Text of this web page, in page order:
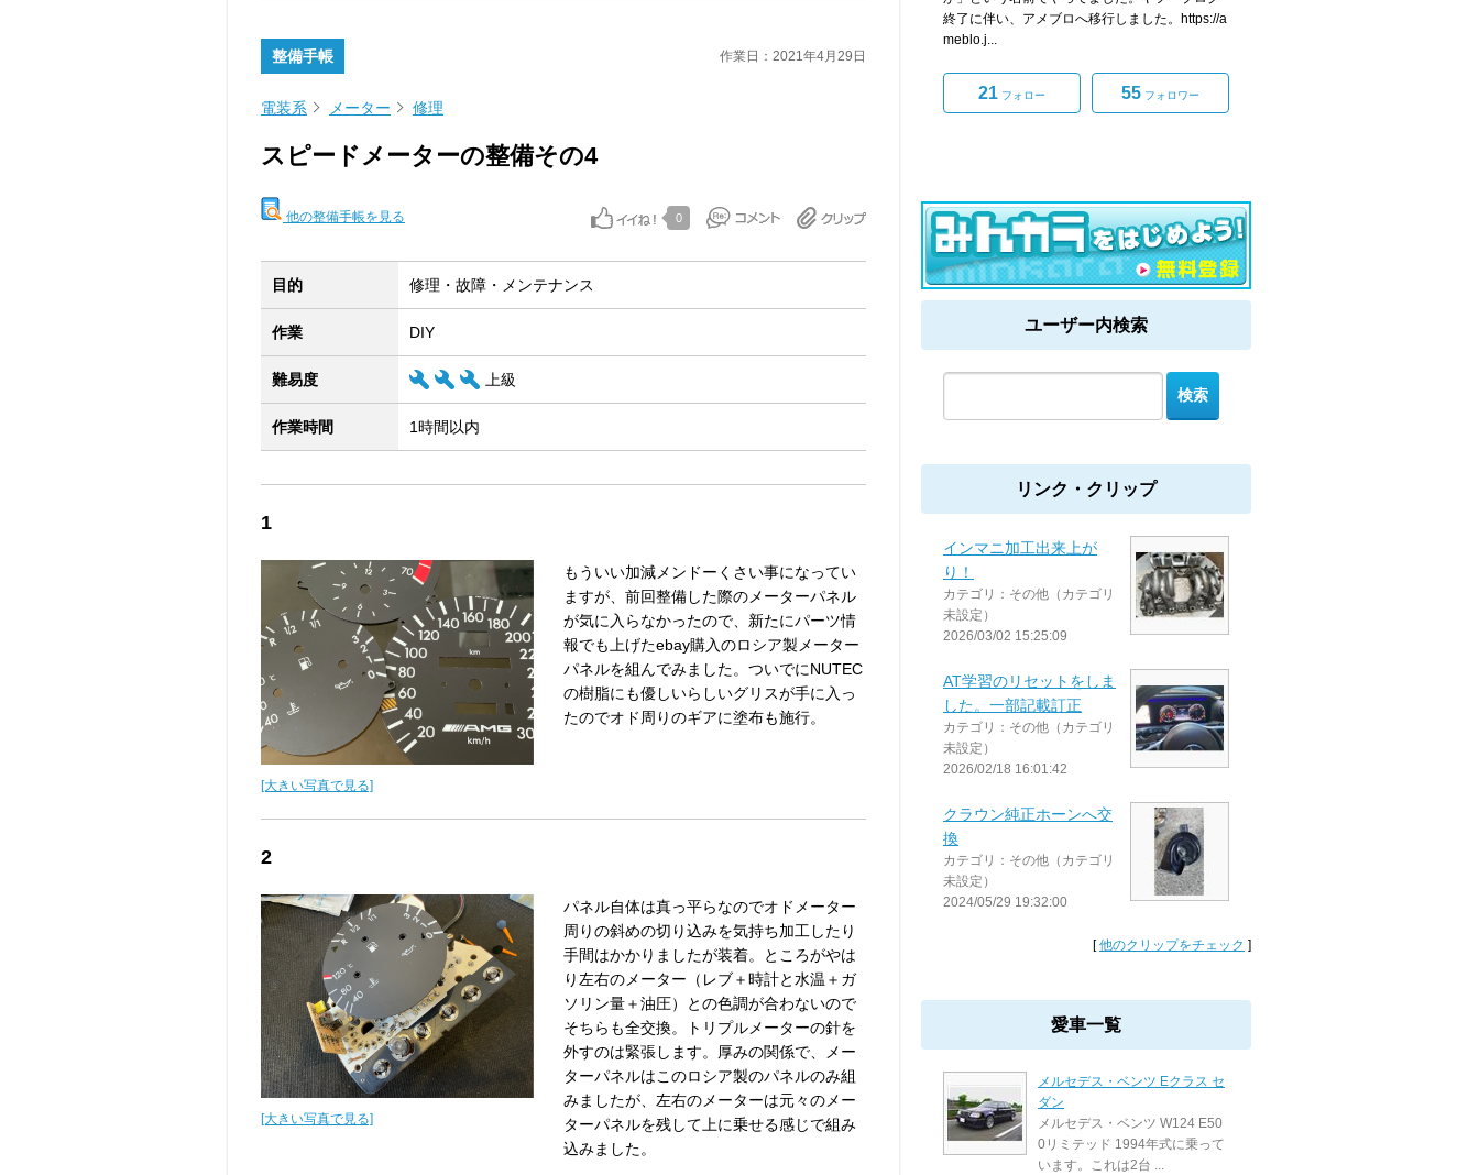
整備手帳 作業日：2021年4月29日
電装系 メーター 修理
スピードメーターの整備その4
他の整備手帳を見る 0
目的 修理・故障・メンテナンス
作業 DIY
難易度 上級
作業時間 1時間以内
1
[大きい写真で見る]
もういい加減メンドーくさい事になってい
ますが、前回整備した際のメーターパネル
が気に入らなかったので、新たにパーツ情
報でも上げたebay購入のロシア製メーター
パネルを組んでみました。ついでにNUTEC
の樹脂にも優しいらしいグリスが手に入っ
たのでオド周りのギアに塗布も施行。
2
[大きい写真で見る]
パネル自体は真っ平らなのでオドメーター
周りの斜めの切り込みを気持ち加工したり
手間はかかりましたが装着。ところがやは
り左右のメーター（レブ＋時計と水温＋ガ
ソリン量＋油圧）との色調が合わないので
そちらも全交換。トリプルメーターの針を
外すのは緊張します。厚みの関係で、メー
ターパネルはこのロシア製のパネルのみ組
みましたが、左右のメーターは元々のメー
ターパネルを残して上に乗せる感じで組み
込みました。
終了に伴い、アメブロへ移行しました。https://a
meblo.j...
21 フォロー 55 フォロワー
ユーザー内検索
リンク・クリップ
インマニ加工出来上が
り！
カテゴリ：その他（カテゴリ
未設定）
2026/03/02 15:25:09
AT学習のリセットをしま
した。一部記載訂正
カテゴリ：その他（カテゴリ
未設定）
2026/02/18 16:01:42
クラウン純正ホーンへ交
換
カテゴリ：その他（カテゴリ
未設定）
2024/05/29 19:32:00
[他のクリップをチェック ]
愛車一覧
メルセデス・ベンツ Eクラス セ
ダン
メルセデス・ベンツ W124 E50
0リミテッド 1994年式に乗って
います。これは2台 ...